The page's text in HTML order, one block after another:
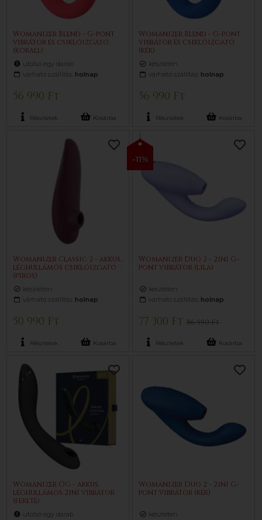
Womanizer Blend - G-pont
vibrátor és csiklóizgató
(korall)
utolsó egy darab
várható szállítás: holnap
56 990 Ft
Részletek Kosárba
Womanizer Blend - G-pont
vibrátor és csiklóizgató
(kék)
készleten
várható szállítás: holnap
56 990 Ft
Részletek Kosárba
Womanizer Classic 2 - akkus,
léghullámos csiklóizgató
(piros)
készleten
várható szállítás: holnap
50 990 Ft
Részletek Kosárba
-11%
Womanizer Duo 2 - 2in1 G-
pont vibrátor (lila)
készleten
várható szállítás: holnap
77 300 Ft86 990 Ft
Részletek Kosárba
Womanizer OG - akkus,
léghullámos 2in1 vibrátor
(fekete)
utolsó egy darab
Womanizer Duo 2 - 2in1 G-
pont vibrátor (kék)
készleten